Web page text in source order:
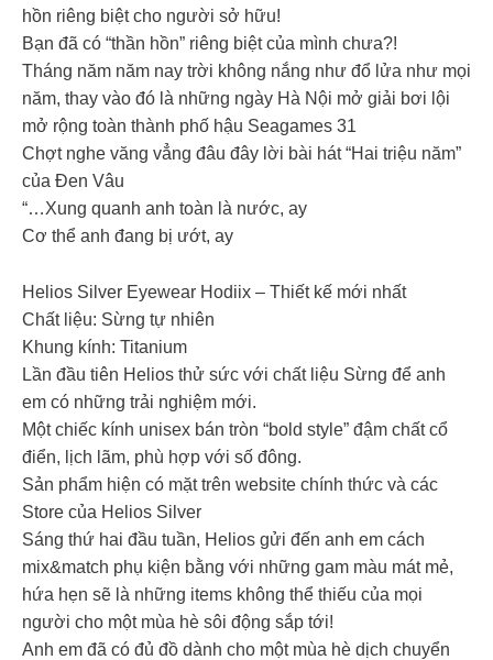
hồn riêng biệt cho người sở hữu!
Bạn đã có “thần hồn” riêng biệt của mình chưa?!
Tháng năm năm nay trời không nắng như đổ lửa như mọi
năm, thay vào đó là những ngày Hà Nội mở giải bơi lội
mở rộng toàn thành phố hậu Seagames 31
Chợt nghe văng vẳng đâu đây lời bài hát “Hai triệu năm”
của Đen Vâu
“…Xung quanh anh toàn là nước, ay
Cơ thể anh đang bị ướt, ay
Helios Silver Eyewear Hodiix – Thiết kế mới nhất
Chất liệu: Sừng tự nhiên
Khung kính: Titanium
Lần đầu tiên Helios thử sức với chất liệu Sừng để anh
em có những trải nghiệm mới.
Một chiếc kính unisex bán tròn “bold style” đậm chất cổ
điển, lịch lãm, phù hợp với số đông.
Sản phẩm hiện có mặt trên website chính thức và các
Store của Helios Silver
Sáng thứ hai đầu tuần, Helios gửi đến anh em cách
mix&match phụ kiện bằng với những gam màu mát mẻ,
hứa hẹn sẽ là những items không thể thiếu của mọi
người cho một mùa hè sôi động sắp tới!
Anh em đã có đủ đồ dành cho một mùa hè dịch chuyển